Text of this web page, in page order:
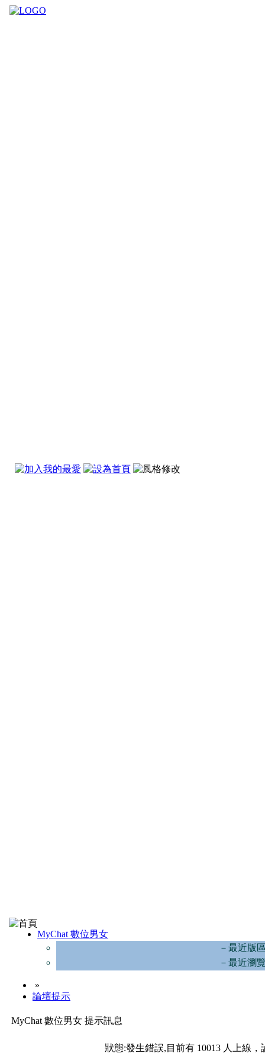
MyChat 數位男女
－最近版
－最近瀏
»
論壇提示
MyChat 數位男女 提示訊息
狀態:發生錯誤,目前有 10013 人上線